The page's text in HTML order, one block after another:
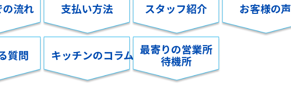
流れ 支払い方法 スタッフ紹介 お客様の声
質問 キッチンのコラム 最寄りの営業所
待機所